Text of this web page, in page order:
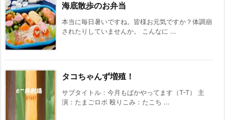
海底散歩のお弁当
本当に毎日暑いですね。皆様お元気ですか？体調崩
されたりしていませんか。 こんなに ...
タコちゃんず増殖！
サブタイトル：今月もばかやってます（T-T） 主
演：たまごロボ 殴りこみ：たこち ...